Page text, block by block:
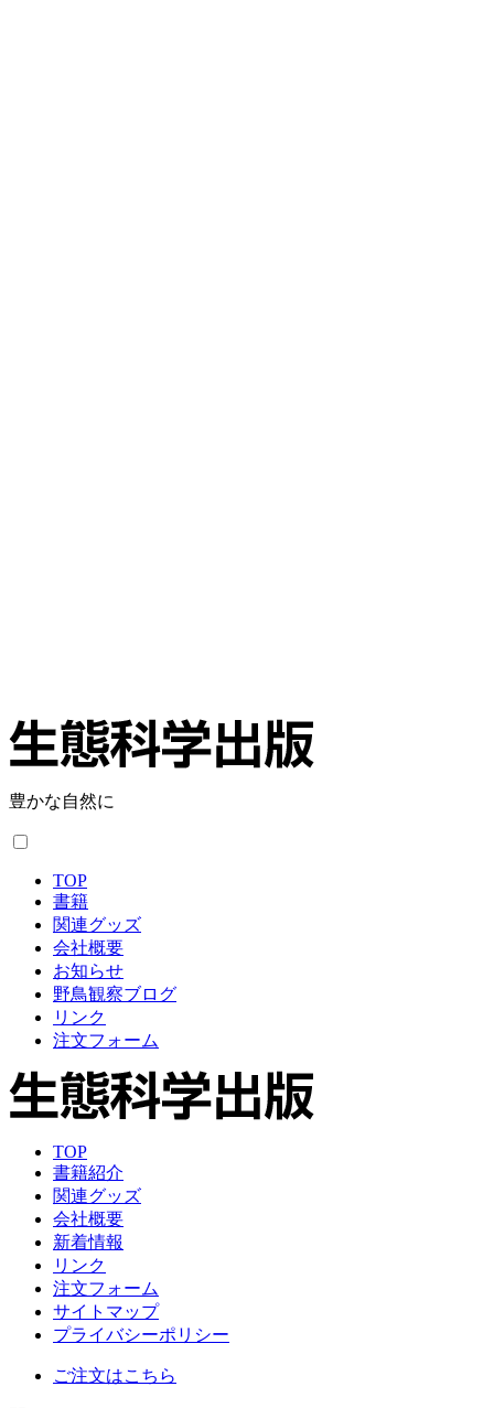
豊かな自然に
TOP
書籍
関連グッズ
会社概要
お知らせ
野鳥観察ブログ
リンク
注文フォーム
TOP
書籍紹介
関連グッズ
会社概要
新着情報
リンク
注文フォーム
サイトマップ
プライバシーポリシー
ご注文はこちら